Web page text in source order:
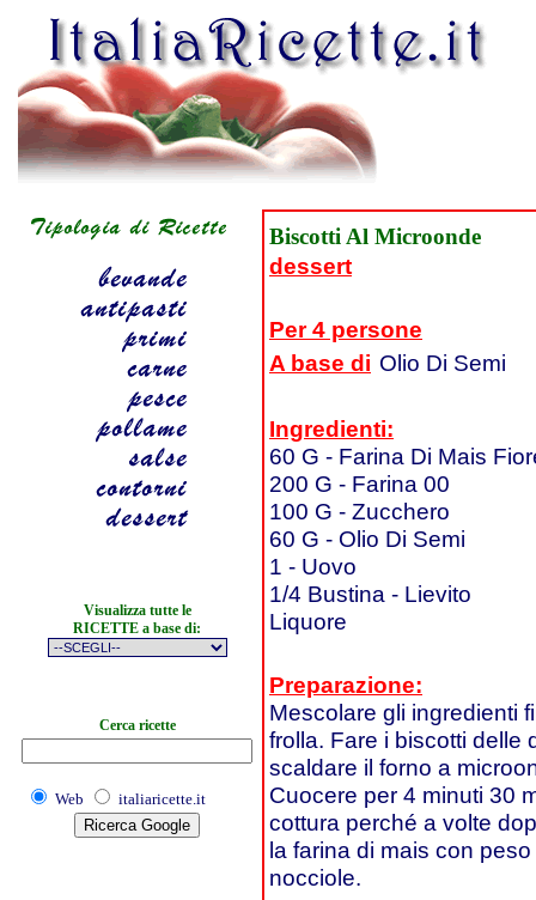
Visualizza tutte le
RICETTE a base di:
Cerca ricette
Web italiaricette.it
Biscotti Al Microonde
dessert
Per 4 persone
A base di Olio Di Semi
Ingredienti:
60 G - Farina Di Mais
200 G - Farina 00
100 G - Zucchero
60 G - Olio Di Semi
1 - Uovo
1/4 Bustina - Lievito
Liquore
Preparazione:
Mescolare gli ingredienti
frolla. Fare i biscotti delle
scaldare il forno a
Cuocere per 4 minuti 30
cottura perché a volte
la farina di mais con
nocciole.